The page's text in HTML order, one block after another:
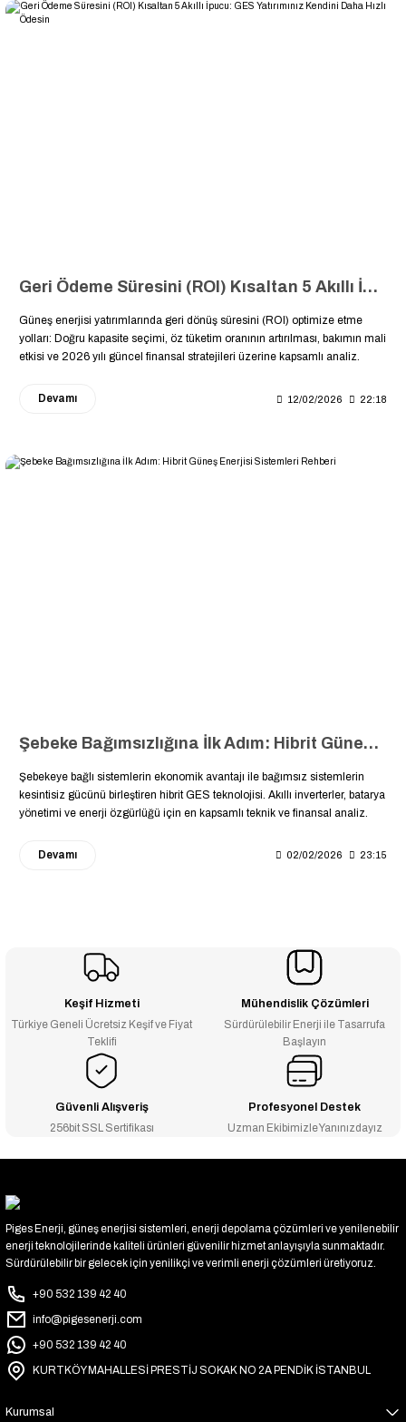
Geri Ödeme Süresini (ROI) Kısaltan 5 Akıllı İpucu: GES Yatırımınız Kendini Daha Hızlı Ödesin
Güneş enerjisi yatırımlarında geri dönüş süresini (ROI) optimize etme
yolları: Doğru kapasite seçimi, öz tüketim oranının artırılması, bakımın mali
etkisi ve 2026 yılı güncel finansal stratejileri üzerine kapsamlı analiz.
Devamı 12/02/2026 22:18
Şebeke Bağımsızlığına İlk Adım: Hibrit Güneş Enerjisi Sistemleri Rehberi
Şebekeye bağlı sistemlerin ekonomik avantajı ile bağımsız sistemlerin
kesintisiz gücünü birleştiren hibrit GES teknolojisi. Akıllı inverterler, batarya
yönetimi ve enerji özgürlüğü için en kapsamlı teknik ve finansal analiz.
Devamı 02/02/2026 23:15
Keşif Hizmeti
Türkiye Geneli Ücretsiz Keşif ve Fiyat
Teklifi
Mühendislik Çözümleri
Sürdürülebilir Enerji ile Tasarrufa
Başlayın
Güvenli Alışveriş
256bit SSL Sertifikası
Profesyonel Destek
Uzman Ekibimizle Yanınızdayız
Piges Enerji, güneş enerjisi sistemleri, enerji depolama çözümleri ve yenilenebilir
enerji teknolojilerinde kaliteli ürünleri güvenilir hizmet anlayışıyla sunmaktadır.
Sürdürülebilir bir gelecek için yenilikçi ve verimli enerji çözümleri üretiyoruz.
+90 532 139 42 40
info@pigesenerji.com
+90 532 139 42 40
KURTKÖY MAHALLESİ PRESTİJ SOKAK NO 2A PENDİK İSTANBUL
Kurumsal